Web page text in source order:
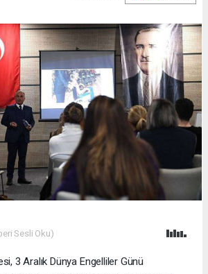
Sesli Oku)
3 Aralık Dünya Engelliler Günü